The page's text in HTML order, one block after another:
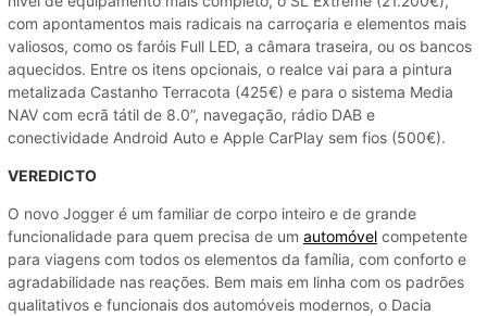
com apontamentos mais radicais na carroçaria e elementos mais
valiosos, como os faróis Full LED, a câmara traseira, ou os bancos
aquecidos. Entre os itens opcionais, o realce vai para a pintura
metalizada Castanho Terracota (425€) e para o sistema Media
NAV com ecrã tátil de 8.0”, navegação, rádio DAB e
conectividade Android Auto e Apple CarPlay sem fios (500€).
VEREDICTO
O novo Jogger é um familiar de corpo inteiro e de grande
funcionalidade para quem precisa de um automóvel competente
para viagens com todos os elementos da família, com conforto e
agradabilidade nas reações. Bem mais em linha com os padrões
qualitativos e funcionais dos automóveis modernos, o Dacia